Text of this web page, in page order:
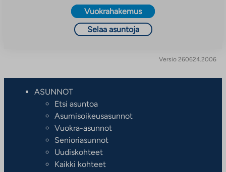
Vuokrahakemus
Selaa asuntoja
Versio 260624.2006
ASUNNOT
Etsi asuntoa
Asumisoikeusasunnot
Vuokra-asunnot
Senioriasunnot
Uudiskohteet
Kaikki kohteet